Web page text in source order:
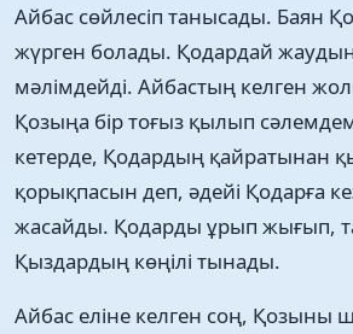
Айбас сөйлесіп танысады. Баян
жүрген болады. Қодардай
мәлімдейді. Айбастың келген
Қозыңа бір тоғыз қылып
кетерде, Қодардың қайратынан
қорықпасын деп, әдейі Қодарға
жасайды. Қодарды ұрып жығып,
Қыздардың көңілі тынады.
Айбас еліне келген соң, Қозыны